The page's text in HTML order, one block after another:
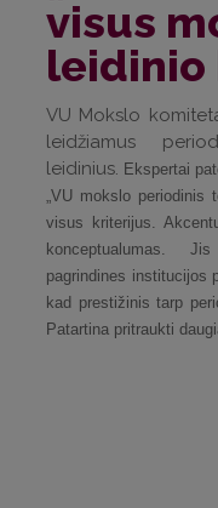
visus
VU Mokslo
leidžiamus
leidinius. Ekspertai
„VU mokslo periodinis
visus kriterijus.
konceptualumas.
pagrindines institucijos
kad prestižinis tarp
Patartina pritraukti